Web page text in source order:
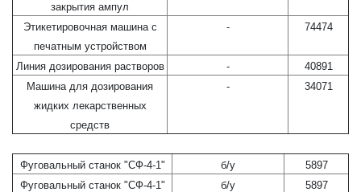
закрытия ампул
Этикетировочная машина с
печатным устройством
- 74474
Линия дозирования растворов -
40891
Машина для дозирования
жидких лекарственных
средств
- 34071
Фуговальный станок "СФ-4-1" б/у
5897
Фуговальный станок "СФ-4-1"
б/у
5897